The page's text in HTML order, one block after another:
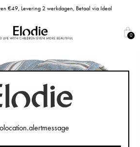
€49, Levering 2 werkdagen, Betaal via Ideal
0